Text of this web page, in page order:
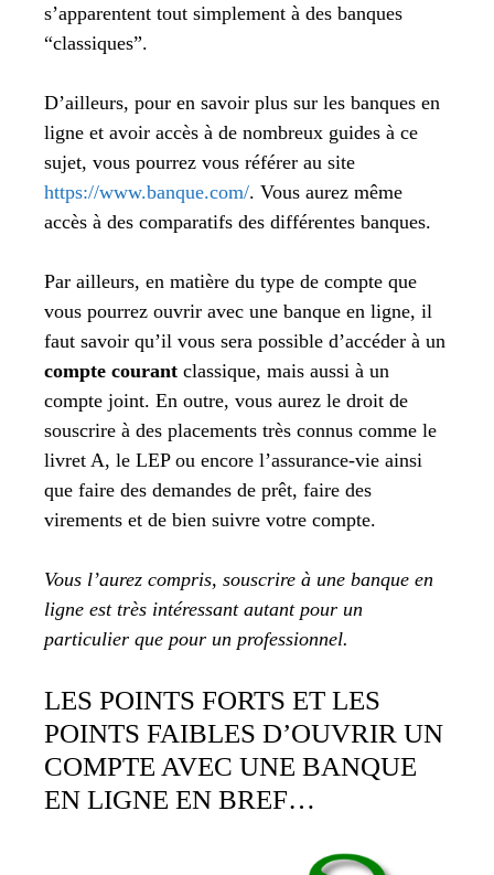
s’apparentent tout simplement à des banques
“classiques”.
D’ailleurs, pour en savoir plus sur les banques en
ligne et avoir accès à de nombreux guides à ce
sujet, vous pourrez vous référer au site
https://www.banque.com/. Vous aurez même
accès à des comparatifs des différentes banques.
Par ailleurs, en matière du type de compte que
vous pourrez ouvrir avec une banque en ligne, il
faut savoir qu’il vous sera possible d’accéder à un
compte courant classique, mais aussi à un
compte joint. En outre, vous aurez le droit de
souscrire à des placements très connus comme le
livret A, le LEP ou encore l’assurance-vie ainsi
que faire des demandes de prêt, faire des
virements et de bien suivre votre compte.
Vous l’aurez compris, souscrire à une banque en
ligne est très intéressant autant pour un
particulier que pour un professionnel.
LES POINTS FORTS ET LES
POINTS FAIBLES D’OUVRIR UN
COMPTE AVEC UNE BANQUE
EN LIGNE EN BREF…